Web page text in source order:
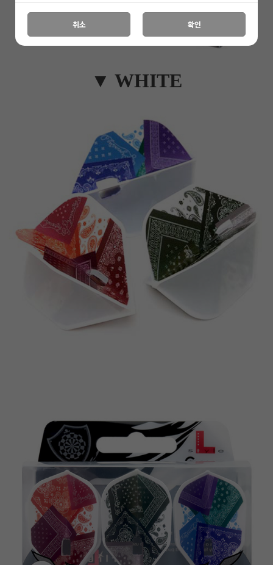
이코 라이프 하
▼ WHITE
취소 확인